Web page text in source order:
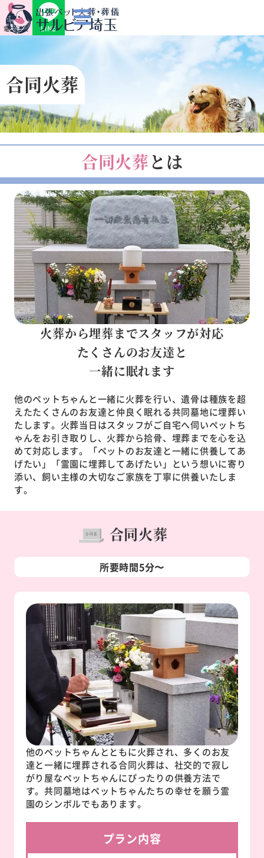
電話相談 LINE
合同火葬
合同火葬とは
火葬から埋葬までスタッフが対応
たくさんのお友達と
一緒に眠れます
他のペットちゃんと一緒に火葬を行い、遺骨は種族を超
えたたくさんのお友達と仲良く眠れる共同墓地に埋葬い
たします。火葬当日はスタッフがご自宅へ伺いペットち
ゃんをお引き取りし、火葬から拾骨、埋葬までを心を込
めて対応します。「ペットのお友達と一緒に供養してあ
げたい」「霊園に埋葬してあげたい」という想いに寄り
添い、飼い主様の大切なご家族を丁寧に供養いたしま
す。
合同火葬
所要時間5分〜
他のペットちゃんとともに火葬され、多くのお友
達と一緒に埋葬される合同火葬は、社交的で寂し
がり屋なペットちゃんにぴったりの供養方法で
す。共同墓地はペットちゃんたちの幸せを願う霊
園のシンボルでもあります。
プラン内容